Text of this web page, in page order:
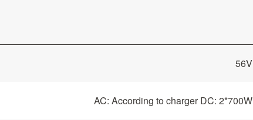
56V
AC: According to charger DC: 2*700W